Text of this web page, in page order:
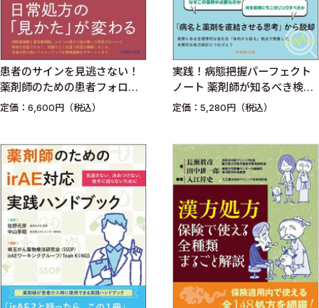
患者のサインを見逃さない！
薬剤師のための患者フォロー
アップ術
定価：6,600円（税込）
実践！病態把握パーフェクト
ノート 薬剤師が知るべき検
査・フィジカル・薬のつなが
定価：5,280円（税込）